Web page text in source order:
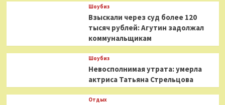
Шоубиз
Взыскали через суд более 120
тысяч рублей: Агутин задолжал
коммунальщикам
Шоубиз
Невосполнимая утрата: умерла
актриса Татьяна Стрельцова
Отдых